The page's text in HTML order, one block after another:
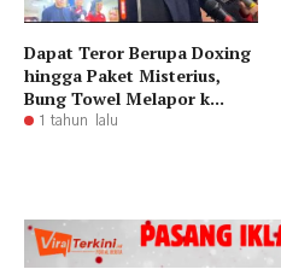
Dapat Teror Berupa Doxing
hingga Paket Misterius,
Bung Towel Melapor k...
1 tahun lalu